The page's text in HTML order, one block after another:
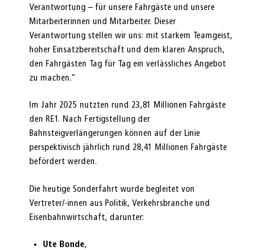
Verantwortung – für unsere Fahrgäste und unsere
Mitarbeiterinnen und Mitarbeiter. Dieser
Verantwortung stellen wir uns: mit starkem Teamgeist,
hoher Einsatzbereitschaft und dem klaren Anspruch,
den Fahrgästen Tag für Tag ein verlässliches Angebot
zu machen.“
Im Jahr 2025 nutzten rund 23,81 Millionen Fahrgäste
den RE1. Nach Fertigstellung der
Bahnsteigverlängerungen können auf der Linie
perspektivisch jährlich rund 28,41 Millionen Fahrgäste
befördert werden.
Die heutige Sonderfahrt wurde begleitet von
Vertreter/-innen aus Politik, Verkehrsbranche und
Eisenbahnwirtschaft, darunter:
Ute Bonde,